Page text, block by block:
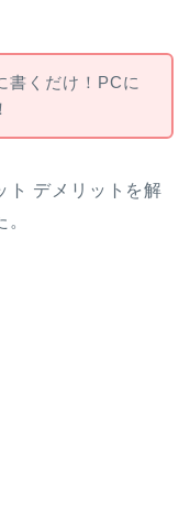
書くだけ！PCに
ト デメリットを解